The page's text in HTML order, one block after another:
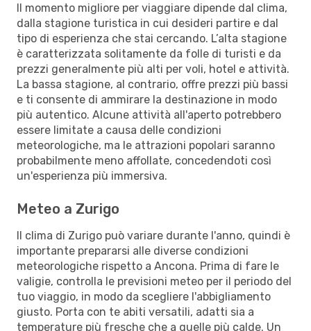
Il momento migliore per viaggiare dipende dal clima,
dalla stagione turistica in cui desideri partire e dal
tipo di esperienza che stai cercando. L’alta stagione
è caratterizzata solitamente da folle di turisti e da
prezzi generalmente più alti per voli, hotel e attività.
La bassa stagione, al contrario, offre prezzi più bassi
e ti consente di ammirare la destinazione in modo
più autentico. Alcune attività all'aperto potrebbero
essere limitate a causa delle condizioni
meteorologiche, ma le attrazioni popolari saranno
probabilmente meno affollate, concedendoti così
un'esperienza più immersiva.
Meteo a Zurigo
Il clima di Zurigo può variare durante l'anno, quindi è
importante prepararsi alle diverse condizioni
meteorologiche rispetto a Ancona. Prima di fare le
valigie, controlla le previsioni meteo per il periodo del
tuo viaggio, in modo da scegliere l'abbigliamento
giusto. Porta con te abiti versatili, adatti sia a
temperature più fresche che a quelle più calde. Un